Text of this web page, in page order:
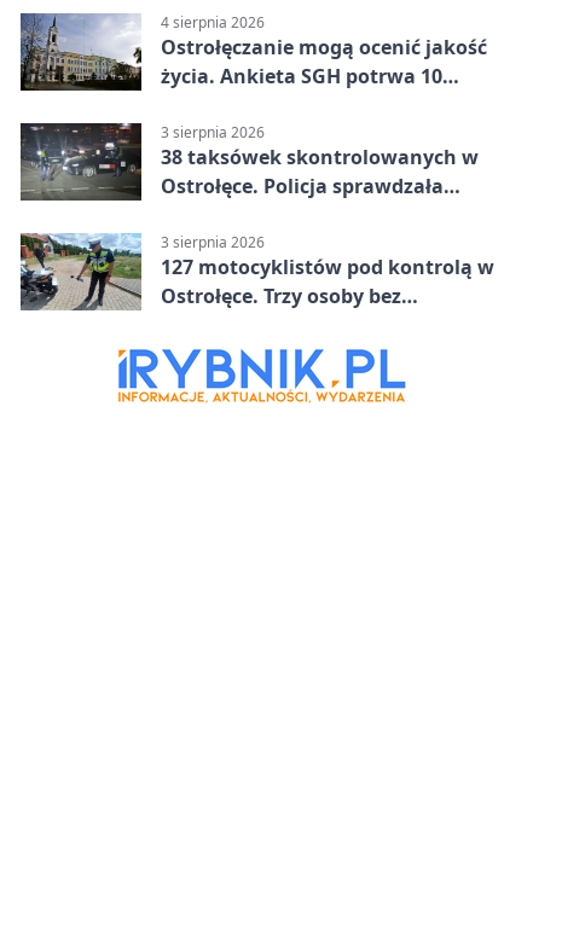
4 sierpnia 2026
Ostrołęczanie mogą ocenić jakość
życia. Ankieta SGH potrwa 10
3 sierpnia 2026
38 taksówek skontrolowanych w
Ostrołęce. Policja sprawdzała
3 sierpnia 2026
127 motocyklistów pod kontrolą w
Ostrołęce. Trzy osoby bez